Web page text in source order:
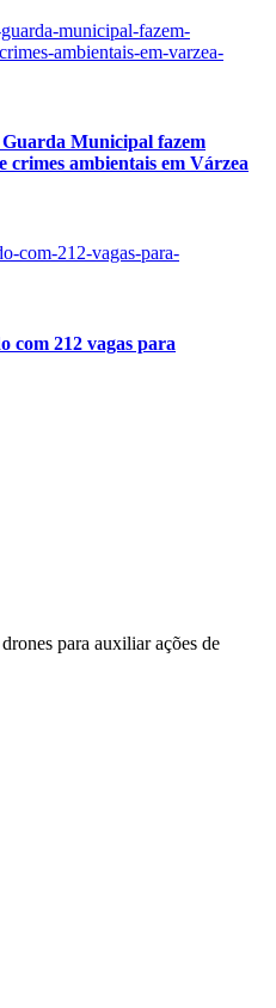
Municipal fazem
crimes ambientais em Várzea
com 212 vagas para
para auxiliar ações de